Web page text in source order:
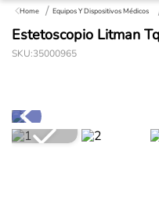
Equipos Y Dispositivos Médicos
Estetoscopio Litman
SKU:35000965